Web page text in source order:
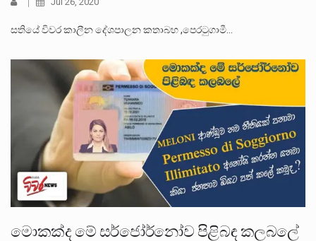
සතියේ විවර කාලීන දේශපාලන කතාබහ ,පෙරටුගාමී…
මොකක්ද මේ සර්ජෝර්නෝව පිළිබඳ කලබලේ